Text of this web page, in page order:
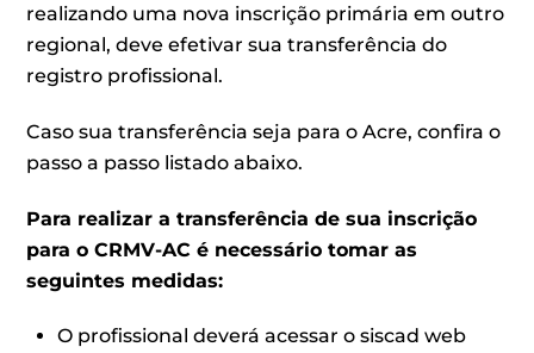
realizando uma nova inscrição primária em outro
regional, deve efetivar sua transferência do
registro profissional.
Caso sua transferência seja para o Acre, confira o
passo a passo listado abaixo.
Para realizar a transferência de sua inscrição
para o CRMV-AC é necessário tomar as
seguintes medidas:
O profissional deverá acessar o siscad web